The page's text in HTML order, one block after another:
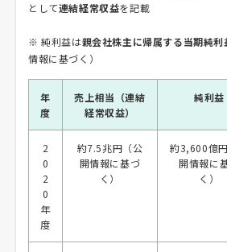
として連結経常収益を記載
※ 純利益は親会社株主に帰属する当期純利
情報に基づく）
年
度
売上相当（連結
経常収益）
純利益
2
0
2
0
年
度
約7.5兆円（公
開情報に基づ
く）
約3,600億
開情報に
く）